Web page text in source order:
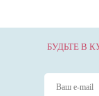
БУДЬТЕ В